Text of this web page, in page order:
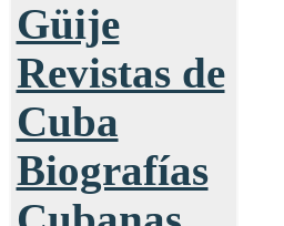
Güije
Revistas de
Cuba
Biografías